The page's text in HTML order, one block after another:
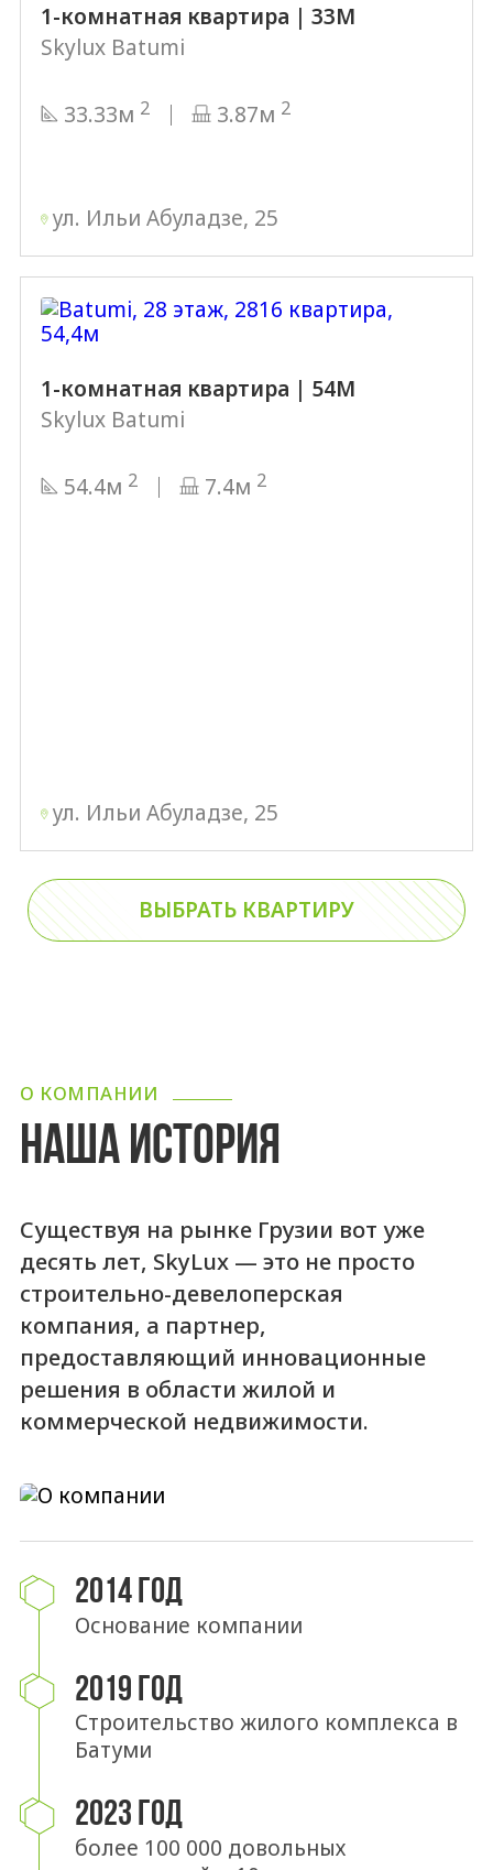
ВЫБРАТЬ КВАРТИРУ
1-комнатная квартира | 33М
Skylux Batumi
33.33м 2 3.87м 2
ул. Ильи Абуладзе, 25
1-комнатная квартира | 54М
Skylux Batumi
54.4м 2 7.4м 2
ул. Ильи Абуладзе, 25
О КОМПАНИИ
НАША ИСТОРИЯ
Существуя на рынке Грузии вот уже
десять лет, SkyLux — это не просто
строительно-девелоперская
компания, а партнер,
предоставляющий инновационные
решения в области жилой и
коммерческой недвижимости.
2014 ГОД
Основание компании
2019 ГОД
Строительство жилого комплекса в
Батуми
2023 ГОД
более 100 000 довольных